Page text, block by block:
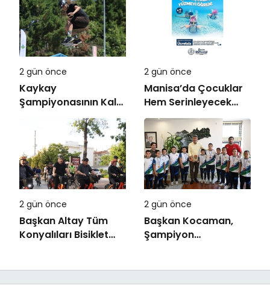
2 gün önce
Kaykay
Şampiyonasının Kalbi
Osmangazi’de Attı
2 gün önce
Manisa’da Çocuklar
Hem Serinleyecek
Hem Yüzme
Öğrenecek
2 gün önce
Başkan Altay Tüm
Konyalıları Bisiklet
2 gün önce
Başkan Kocaman,
Şampiyon